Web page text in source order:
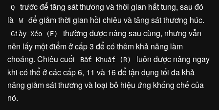
Q
trước để tăng sát thương và thời gian hất tung, sau đó
là
W để giảm thời gian hồi chiêu và tăng sát thương húc.
Giày Xéo (E)
thường được nâng sau cùng, nhưng vẫn
nên lấy một điểm ở cấp 3 để có thêm khả năng làm
choáng. Chiêu cuối
Bất Khuất (R)
luôn được nâng ngay
khi có thể ở các cấp 6, 11 và 16 để tận dụng tối đa khả
năng giảm sát thương và loại bỏ hiệu ứng khống chế của
nó.